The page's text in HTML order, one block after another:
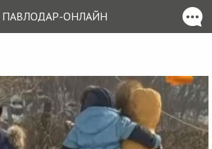
ПАВЛОДАР-ОНЛАЙН